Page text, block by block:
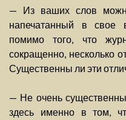
— Из ваших слов
напечатанный в свое
помимо того, что
сокращенно, несколько
Существенны ли эти
— Не очень
здесь именно в том,